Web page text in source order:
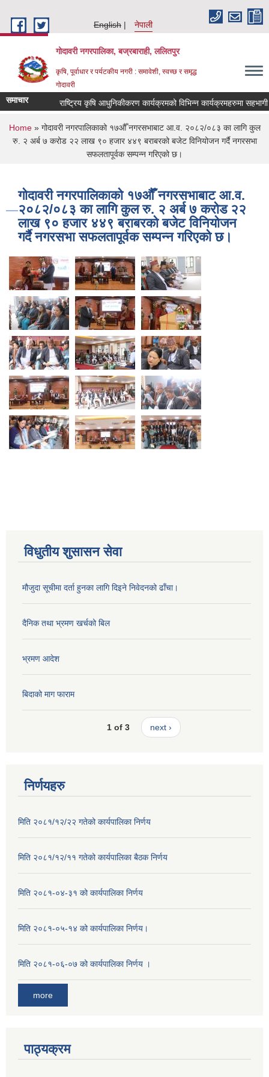
English
नेपाली
गोदावरी नगरपालिका, बज्रबाराही, ललितपुर
कृषि, पूर्वाधार र पर्यटकीय नगरी : समावेशी, स्वच्छ र समृद्ध
गोदावरी
समाचार
You are here
Home» गोदावरी नगरपालिका‍को १७औँ नगरसभाबाट आ.व. २०८२/०८३ का लागि कुल
रु. २ अर्ब ७ करोड २२ लाख ९० हजार ४४९ बराबरको बजेट विनियोजन गर्दै नगरसभा
सफलतापूर्वक सम्पन्न गरिएको छ।
गोदावरी नगरपालिका‍को १७औँ नगरसभाबाट आ.व.
२०८२/०८३ का लागि कुल रु. २ अर्ब ७ करोड २२
लाख ९० हजार ४४९ बराबरको बजेट विनियोजन
गर्दै नगरसभा सफलतापूर्वक सम्पन्न गरिएको छ।
विधुतीय शुसासन सेवा
मौजुदा सूचीमा दर्ता हुनका लागि दिइने निवेदनको ढाँचा।
दैनिक तथा भ्रमण खर्चको बिल
भ्रमण आदेश
बिदाको माग फाराम
1 of 3 next ›
निर्णयहरु
मिति २०८१/१२/२२ गतेको कार्यपालिका निर्णय
मिति २०८१/१२/११ गतेको कार्यपालिका बैठक निर्णय
मिति २०८१-०४-३१ को कार्यपालिका निर्णय
मिति २०८१-०५-१४ को कार्यपालिका निर्णय।
मिति २०८१-०६-०७ को कार्यपालिका निर्णय ।
more
पाठ्यक्रम